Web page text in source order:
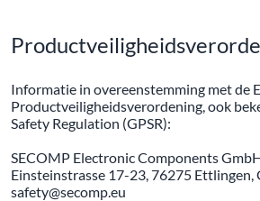
Informatie in overeenstemming met de
Productveiligheidsverordening, ook
Safety Regulation (GPSR):
SECOMP Electronic Components
Einsteinstrasse 17-23, 76275 Ettlingen,
safety@secomp.eu